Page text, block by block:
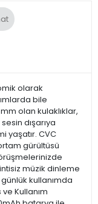
olarak
bile
olan kulaklıklar,
dışarıya
yaşatır. CVC
gürültüsü
müzik dinleme
kullanımda
Kullanım